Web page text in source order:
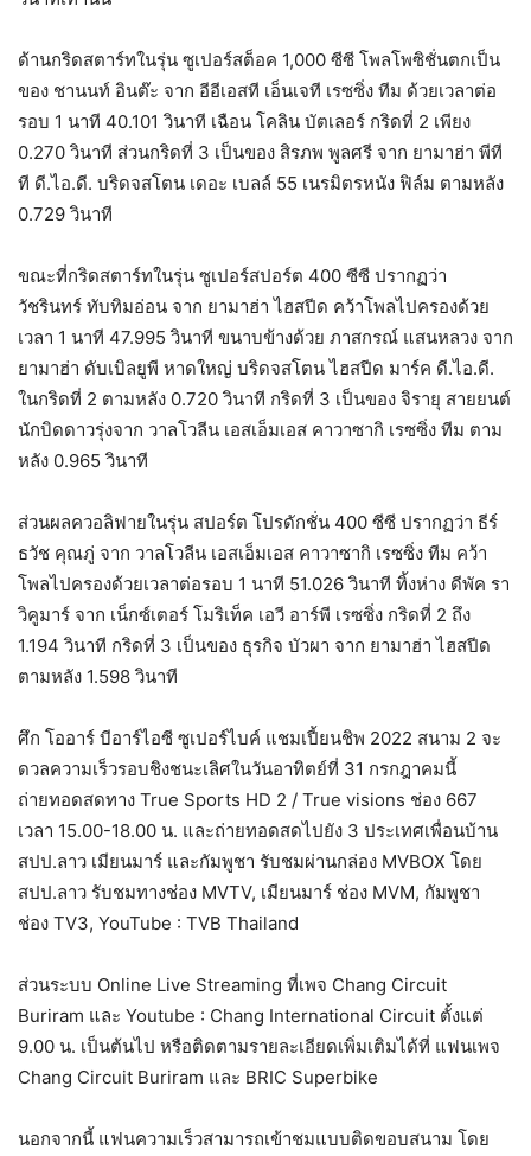
ด้านกริดสตาร์ทในรุ่น ซูเปอร์สต็อค 1,000 ซีซี โพลโพซิชั่นตกเป็น
ของ ชานนท์ อินต๊ะ จาก อีอีเอสที เอ็นเจที เรซซิ่ง ทีม ด้วยเวลาต่อ
รอบ 1 นาที 40.101 วินาที เฉือน โคลิน บัตเลอร์ กริดที่ 2 เพียง
0.270 วินาที ส่วนกริดที่ 3 เป็นของ สิรภพ พูลศรี จาก ยามาฮ่า พีที
ที ดี.ไอ.ดี. บริดจสโตน เดอะ เบลล์ 55 เนรมิตรหนัง ฟิล์ม ตามหลัง
0.729 วินาที
ขณะที่กริดสตาร์ทในรุ่น ซูเปอร์สปอร์ต 400 ซีซี ปรากฏว่า
วัชรินทร์ ทับทิมอ่อน จาก ยามาฮ่า ไฮสปีด คว้าโพลไปครองด้วย
เวลา 1 นาที 47.995 วินาที ขนาบข้างด้วย ภาสกรณ์ แสนหลวง จาก
ยามาฮ่า ดับเบิลยูพี หาดใหญ่ บริดจสโตน ไฮสปีด มาร์ค ดี.ไอ.ดี.
ในกริดที่ 2 ตามหลัง 0.720 วินาที กริดที่ 3 เป็นของ จิรายุ สายยนต์
นักบิดดาวรุ่งจาก วาลโวลีน เอสเอ็มเอส คาวาซากิ เรซซิ่ง ทีม ตาม
หลัง 0.965 วินาที
ส่วนผลควอลิฟายในรุ่น สปอร์ต โปรดักชั่น 400 ซีซี ปรากฏว่า ธีร์
ธวัช คุณภู่ จาก วาลโวลีน เอสเอ็มเอส คาวาซากิ เรซซิ่ง ทีม คว้า
โพลไปครองด้วยเวลาต่อรอบ 1 นาที 51.026 วินาที ทิ้งห่าง ดีพัค รา
วิคูมาร์ จาก เน็กซ์เตอร์ โมริเท็ค เอวี อาร์พี เรซซิ่ง กริดที่ 2 ถึง
1.194 วินาที กริดที่ 3 เป็นของ ธุรกิจ บัวผา จาก ยามาฮ่า ไฮสปีด
ตามหลัง 1.598 วินาที
ศึก โออาร์ บีอาร์ไอซี ซูเปอร์ไบค์ แชมเปี้ยนชิพ 2022 สนาม 2 จะ
ดวลความเร็วรอบชิงชนะเลิศในวันอาทิตย์ที่ 31 กรกฎาคมนี้
ถ่ายทอดสดทาง True Sports HD 2 / True visions ช่อง 667
เวลา 15.00-18.00 น. และถ่ายทอดสดไปยัง 3 ประเทศเพื่อนบ้าน
สปป.ลาว เมียนมาร์ และกัมพูชา รับชมผ่านกล่อง MVBOX โดย
สปป.ลาว รับชมทางช่อง MVTV, เมียนมาร์ ช่อง MVM, กัมพูชา
ช่อง TV3, YouTube : TVB Thailand
ส่วนระบบ Online Live Streaming ที่เพจ Chang Circuit
Buriram และ Youtube : Chang International Circuit ตั้งแต่
9.00 น. เป็นต้นไป หรือติดตามรายละเอียดเพิ่มเติมได้ที่ แฟนเพจ
Chang Circuit Buriram และ BRIC Superbike
นอกจากนี้ แฟนความเร็วสามารถเข้าชมแบบติดขอบสนาม โดย